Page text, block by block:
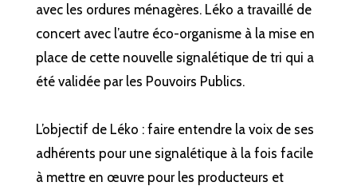
avec les ordures ménagères. Léko a travaillé de
concert avec l’autre éco-organisme à la mise en
place de cette nouvelle signalétique de tri qui a
été validée par les Pouvoirs Publics.
L’objectif de Léko : faire entendre la voix de ses
adhérents pour une signalétique à la fois facile
à mettre en œuvre pour les producteurs et